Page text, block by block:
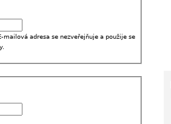
adresa se nezveřejňuje a použije se